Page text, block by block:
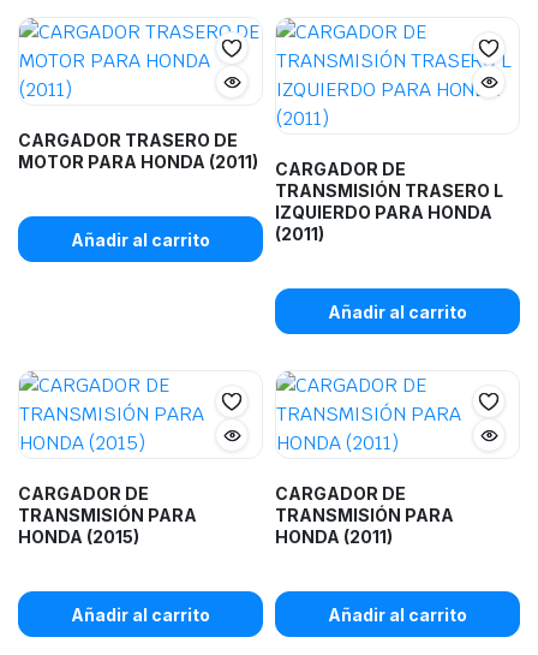
CARGADOR TRASERO DE
MOTOR PARA HONDA (2011)
Añadir al carrito
CARGADOR DE
TRANSMISIÓN TRASERO L
IZQUIERDO PARA HONDA
(2011)
Añadir al carrito
CARGADOR DE
TRANSMISIÓN PARA
HONDA (2015)
Añadir al carrito
CARGADOR DE
TRANSMISIÓN PARA
HONDA (2011)
Añadir al carrito